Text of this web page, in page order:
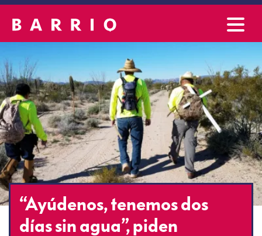
“Ayúdenos, tenemos dos
días sin agua”, piden